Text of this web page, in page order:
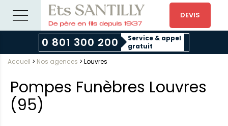
DEVIS
0 801 300 200
Service & appel
gratuit
Accueil > Nos agences > Louvres
Pompes Funèbres Louvres
(95)